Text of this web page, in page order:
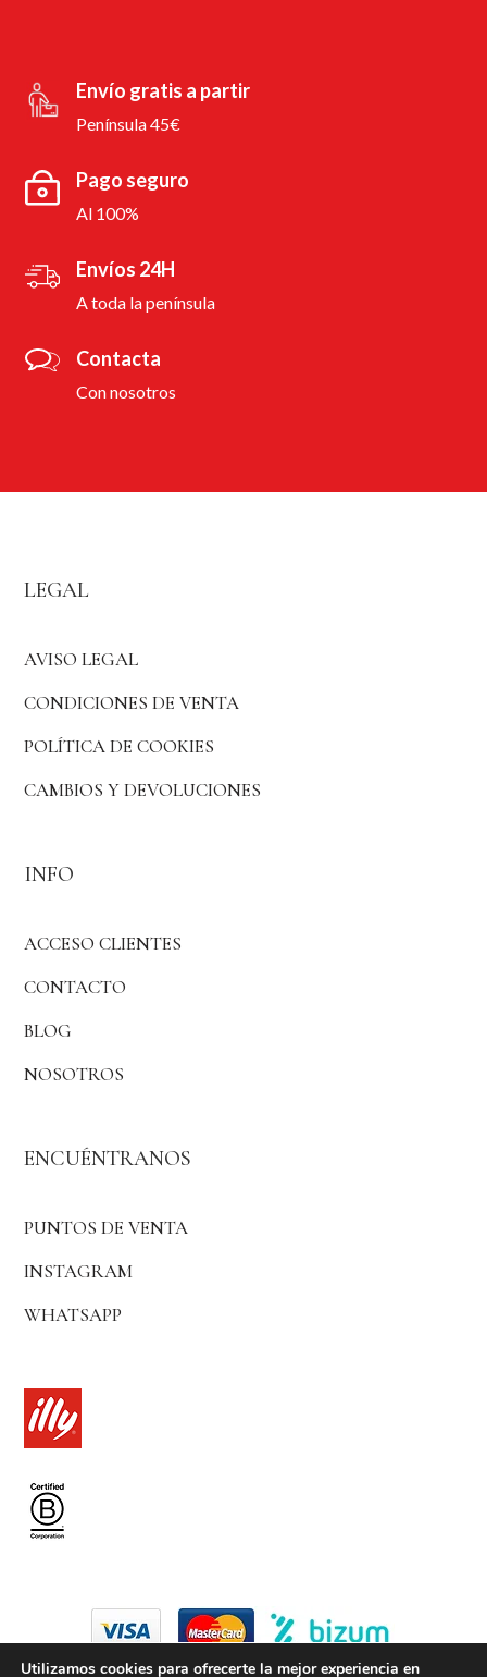
Envío gratis a partir
Península 45€
Pago seguro
Al 100%
Envíos 24H
A toda la península
Contacta
Con nosotros
LEGAL
AVISO LEGAL
CONDICIONES DE VENTA
POLÍTICA DE COOKIES
CAMBIOS Y DEVOLUCIONES
INFO
ACCESO CLIENTES
CONTACTO
BLOG
NOSOTROS
ENCUÉNTRANOS
PUNTOS DE VENTA
INSTAGRAM
WHATSAPP
Utilizamos cookies para ofrecerte la mejor experiencia en